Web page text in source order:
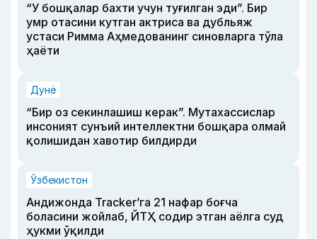
“У бошқалар бахти учун туғилган эди”. Бир
умр отасини кутган актриса ва дубльяж
устаси Римма Аҳмедованинг синовларга тўла
ҳаёти
Дунё
“Бир оз секинлашиш керак”. Мутахассислар
инсоният сунъий интеллектни бошқара олмай
қолишидан хавотир билдирди
Ўзбекистон
Андижонда Tracker’га 21 нафар боғча
боласини жойлаб, ЙТҲ содир этган аёлга суд
ҳукми ўқилди